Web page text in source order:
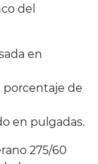
del
en
porcentaje de
en pulgadas.
275/60